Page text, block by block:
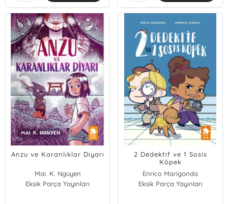
Anzu ve Karanlıklar Diyarı
Mai. K. Nguyen
Eksik Parça Yayınları
2 Dedektif ve 1 Sosis
Köpek
Enrico Marigonda
Eksik Parça Yayınları